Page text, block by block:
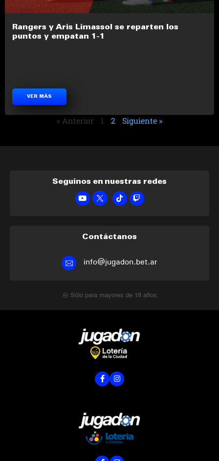
Rangers y Aris Limassol se reparten los
puntos y empatan 1-1
VER MÁS
« Anterior 1 2 Siguiente »
Seguinos en nuestras redes
Contáctanos
info@jugadon.bet.ar
Sólo para mayores de 18 años.